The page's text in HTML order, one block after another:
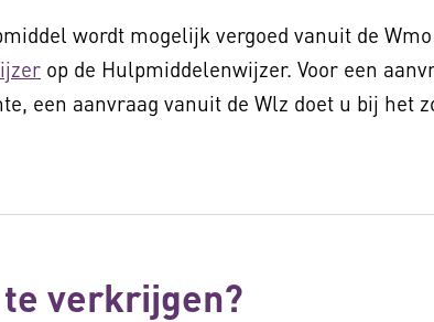
wordt mogelijk vergoed vanuit de
op de Hulpmiddelenwijzer. Voor een
een aanvraag vanuit de Wlz doet u bij het
te verkrijgen?